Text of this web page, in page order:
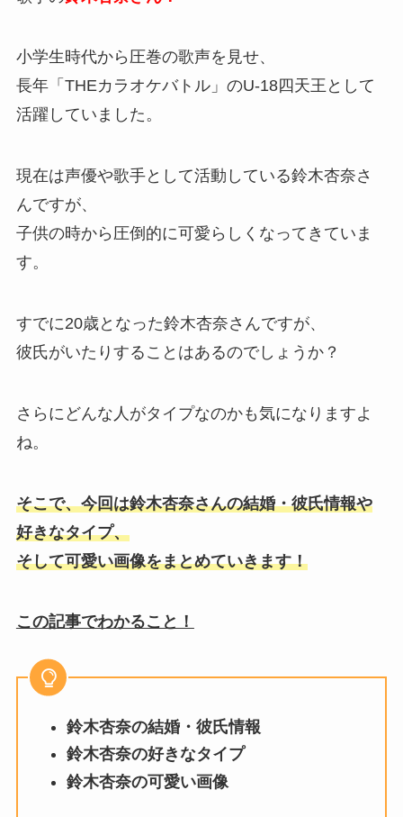
小学生時代から圧巻の歌声を見せ、
長年「THEカラオケバトル」のU-18四天王として
活躍していました。
現在は声優や歌手として活動している鈴木杏奈さ
んですが、
子供の時から圧倒的に可愛らしくなってきていま
す。
すでに20歳となった鈴木杏奈さんですが、
彼氏がいたりすることはあるのでしょうか？
さらにどんな人がタイプなのかも気になりますよ
ね。
そこで、今回は鈴木杏奈さんの結婚・彼氏情報や
好きなタイプ、
そして可愛い画像をまとめていきます！
この記事でわかること！
鈴木杏奈の結婚・彼氏情報
鈴木杏奈の好きなタイプ
鈴木杏奈の可愛い画像